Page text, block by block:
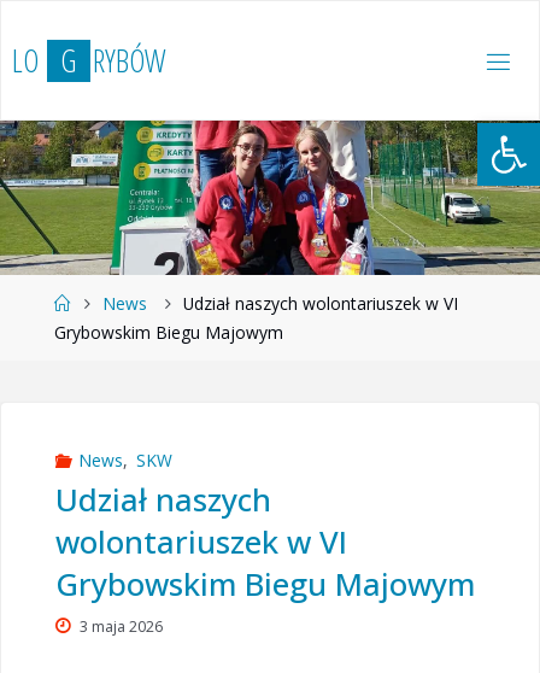
do
treści
LO G RYBÓW
Strona
główna
News
Udział naszych wolontariuszek w VI
Grybowskim Biegu Majowym
News, SKW
Udział naszych
wolontariuszek w VI
Grybowskim Biegu Majowym
3 maja 2026